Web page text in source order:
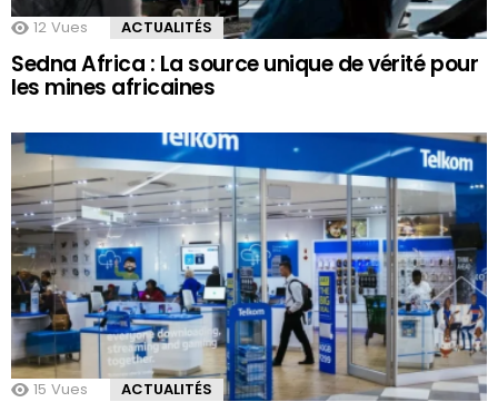
12 Vues ACTUALITÉS
Sedna Africa : La source unique de vérité pour
les mines africaines
15 Vues ACTUALITÉS